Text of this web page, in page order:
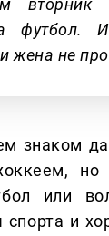
вторник
футбол.
жена не
знаком
но
или
и